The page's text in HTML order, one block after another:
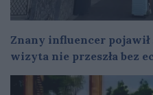
Znany influencer
wizyta nie przeszła bez